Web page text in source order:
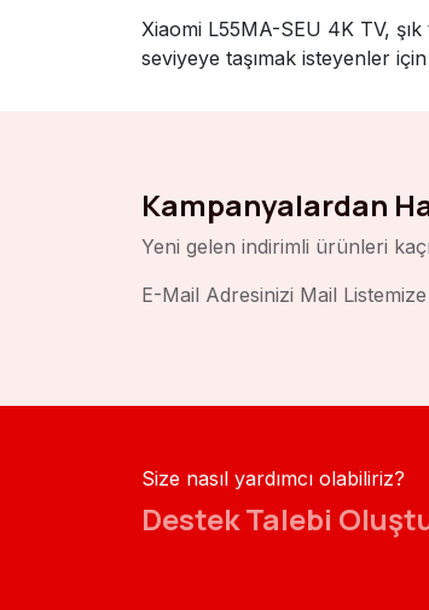
Xiaomi L55MA-SEU 4K TV,
seviyeye taşımak isteyenler
Kampanyalardan
Yeni gelen indirimli ürünleri
E-Mail Adresinizi Mail
Size nasıl yardımcı olabiliriz?
Destek Talebi